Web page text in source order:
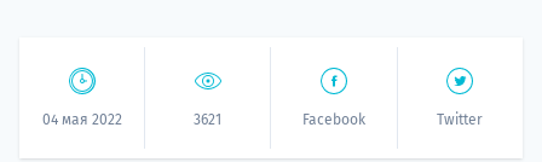
04 мая 2022 3621 Facebook Twitter